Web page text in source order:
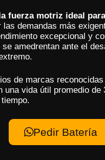
fuerza motriz ideal
las demandas más
excepcional y
amedrentan ante el
de marcas
una vida útil promedio
Pedir Batería